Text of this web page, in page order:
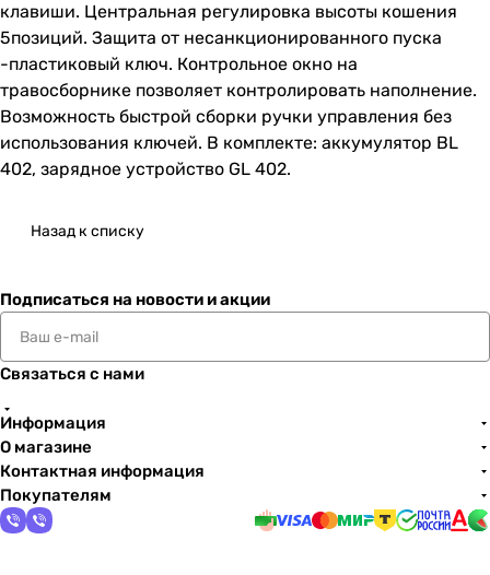
клавиши. Центральная регулировка высоты кошения
5позиций. Защита от несанкционированного пуска
-пластиковый ключ. Контрольное окно на
травосборнике позволяет контролировать наполнение.
Возможность быстрой сборки ручки управления без
использования ключей. В комплекте: аккумулятор BL
402, зарядное устройство GL 402.
Назад к списку
Подписаться на новости и акции
Связаться с нами
Информация
О магазине
Контактная информация
Покупателям